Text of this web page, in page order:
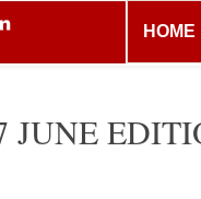
HOME
JUNE